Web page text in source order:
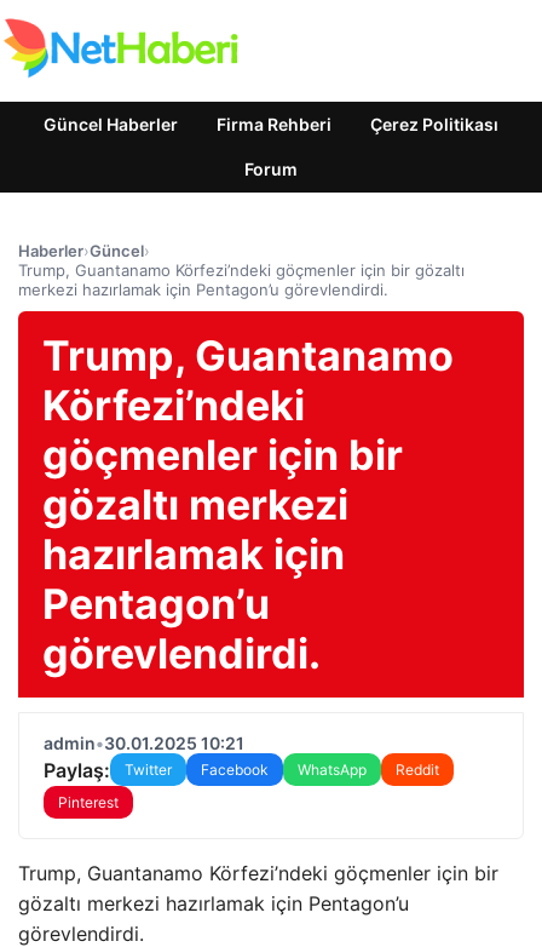
Güncel Haberler Firma Rehberi Çerez Politikası
Forum
Haberler›Güncel›
Trump, Guantanamo Körfezi’ndeki göçmenler için bir gözaltı
merkezi hazırlamak için Pentagon’u görevlendirdi.
Trump, Guantanamo
Körfezi’ndeki
göçmenler için bir
gözaltı merkezi
hazırlamak için
Pentagon’u
görevlendirdi.
admin•30.01.2025 10:21
Paylaş: Twitter Facebook WhatsApp
Reddit
Pinterest
Trump, Guantanamo Körfezi’ndeki göçmenler için bir
gözaltı merkezi hazırlamak için Pentagon’u
görevlendirdi.